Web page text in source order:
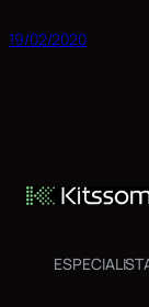
19/02/2020